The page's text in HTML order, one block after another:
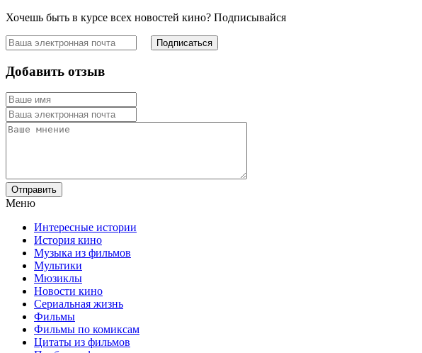
Хочешь быть в курсе всех новостей кино? Подписывайся
Добавить отзыв
Отправить
Меню
Интересные истории
История кино
Музыка из фильмов
Мультики
Мюзиклы
Новости кино
Сериальная жизнь
Фильмы
Фильмы по комиксам
Цитаты из фильмов